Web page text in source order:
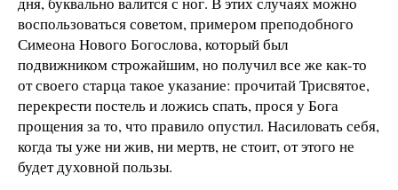
воспользоваться советом, примером преподобного
Симеона Нового Богослова, который был
подвижником строжайшим, но получил все же как-то
от своего старца такое указание: прочитай Трисвятое,
перекрести постель и ложись спать, прося у Бога
прощения за то, что правило опустил. Насиловать себя,
когда ты уже ни жив, ни мертв, не стоит, от этого не
будет духовной пользы.